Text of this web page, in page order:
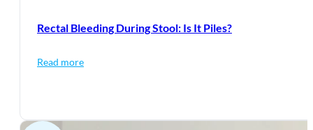
Rectal Bleeding During Stool: Is It Piles?
Read more